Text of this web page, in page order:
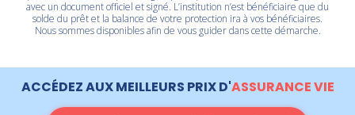
avec un document officiel et signé. L’institution n’est bénéficiaire que du
solde du prêt et la balance de votre protection ira à vos bénéficiaires.
Nous sommes disponibles afin de vous guider dans cette démarche.
ACCÉDEZ AUX MEILLEURS PRIX D'ASSURANCE VIE